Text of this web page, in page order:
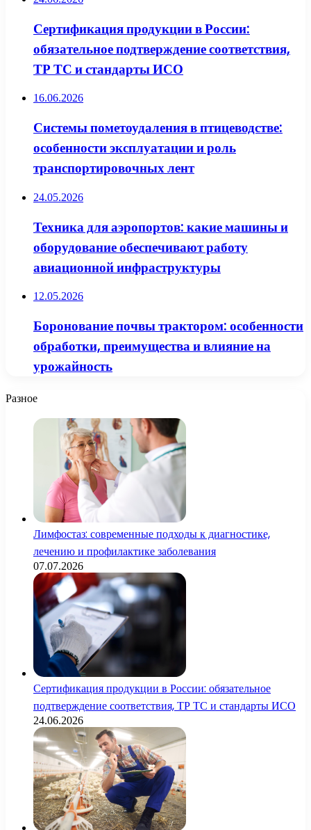
Сертификация продукции в России:
обязательное подтверждение соответствия,
ТР ТС и стандарты ИСО
16.06.2026
Системы пометоудаления в птицеводстве:
особенности эксплуатации и роль
транспортировочных лент
24.05.2026
Техника для аэропортов: какие машины и
оборудование обеспечивают работу
авиационной инфраструктуры
12.05.2026
Боронование почвы трактором: особенности
обработки, преимущества и влияние на
урожайность
Разное
Лимфостаз: современные подходы к диагностике,
лечению и профилактике заболевания
07.07.2026
Сертификация продукции в России: обязательное
подтверждение соответствия, ТР ТС и стандарты ИСО
24.06.2026